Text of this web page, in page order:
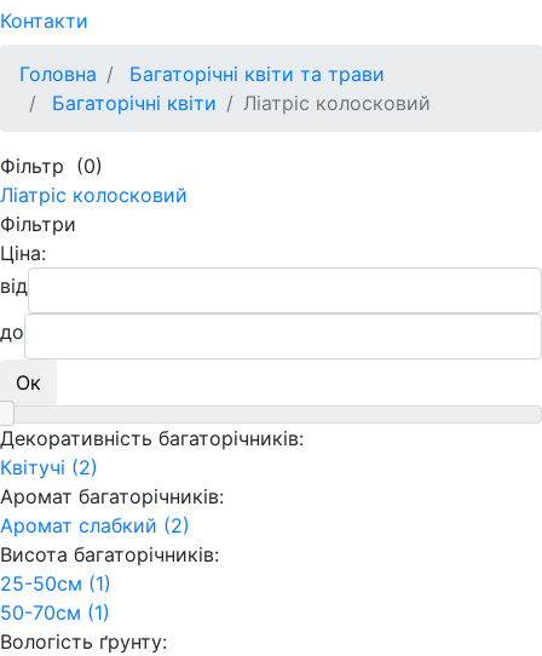
Контакти
Головна
Багаторічні квіти та трави
Багаторічні квіти
Ліатріс колосковий
Фільтр (0)
Ліатріс колосковий
Фільтри
Ціна:
від
до
Ок
Декоративність багаторічників:
Квітучі (2)
Аромат багаторічників:
Аромат слабкий (2)
Висота багаторічників:
25-50см (1)
50-70см (1)
Вологість ґрунту: